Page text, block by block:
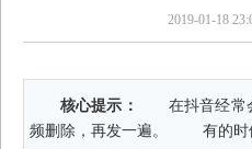
2019-01-18
核心提示：
在抖音经常会
频删除，再发一遍。 有的时候